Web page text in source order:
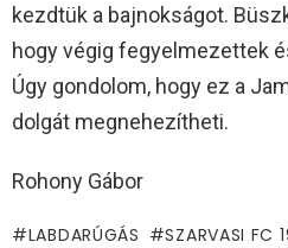
kezdtük a bajnokságot.
hogy végig fegyelmezettek
Úgy gondolom, hogy ez a
dolgát megnehezítheti.
Rohony Gábor
LABDARÚGÁS SZARVASI FC